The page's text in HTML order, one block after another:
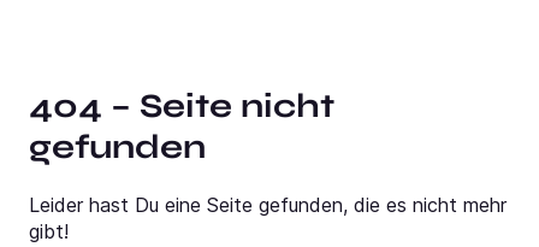
404 – Seite nicht
gefunden
Leider hast Du eine Seite gefunden, die es nicht mehr
gibt!